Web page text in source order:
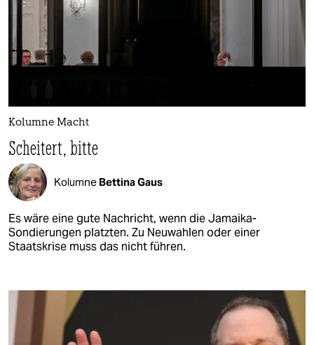
Kolumne Macht
Scheitert, bitte
Kolumne Bettina Gaus
Es wäre eine gute Nachricht, wenn die Jamaika-
Sondierungen platzten. Zu Neuwahlen oder einer
Staatskrise muss das nicht führen.